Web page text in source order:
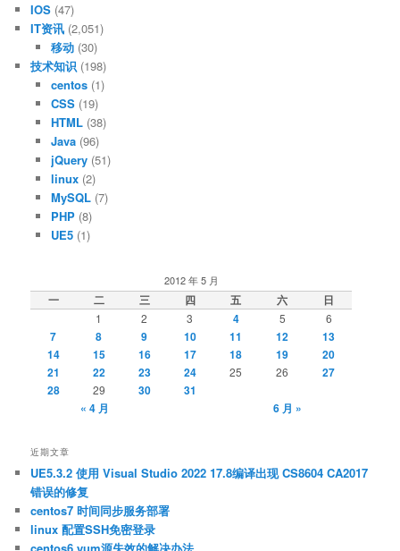
IOS (47)
IT资讯 (2,051)
移动(30)
技术知识 (198)
centos(1)
CSS(19)
HTML(38)
Java(96)
jQuery(51)
linux(2)
MySQL(7)
PHP(8)
UE5(1)
2012 年 5 月
一 二 三 四 五 六 日
1 2 3 4 5 6
7 8 9 10 11 12
13
14
15 16 17 18 19
20
21
22 23 24 25 26
27
28
29 30
31
« 4 月
6 月 »
近期文章
UE5.3.2 使用 Visual Studio 2022 17.8编译出现 CS8604 CA2017
错误的修复
centos7 时间同步服务部署
linux 配置SSH免密登录